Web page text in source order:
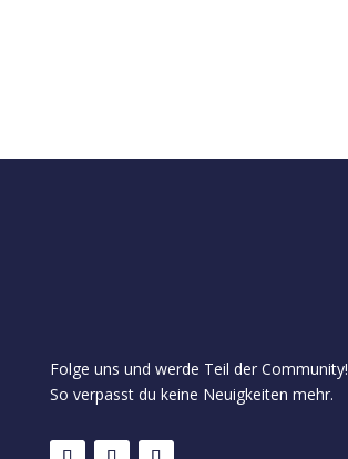
Folge uns und werde Teil der Community!
So verpasst du keine Neuigkeiten mehr.